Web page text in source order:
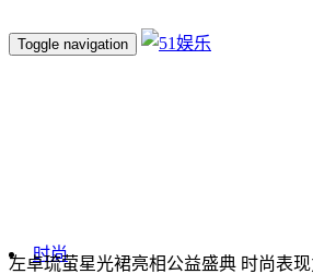
Toggle navigation
时尚
左卓琉萤星光裙亮相公益盛典 时尚表